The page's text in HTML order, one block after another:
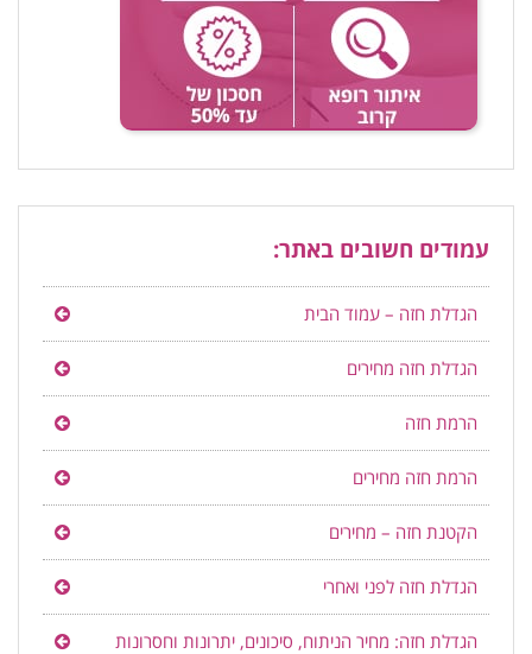
עמודים חשובים באתר:
הגדלת חזה – עמוד הבית
הגדלת חזה מחירים
הרמת חזה
הרמת חזה מחירים
הקטנת חזה – מחירים
הגדלת חזה לפני ואחרי
הגדלת חזה: מחיר הניתוח, סיכונים, יתרונות וחסרונות